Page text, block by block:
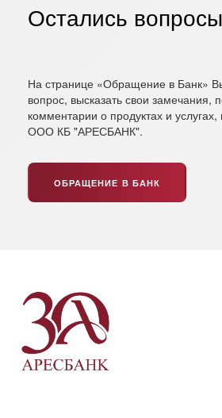
Остались
На странице «Обращение в Банк»
вопрос, высказать свои замечания,
комментарии о продуктах и
ООО КБ "АРЕСБАНК".
ОБРАЩЕНИЕ В БАНК